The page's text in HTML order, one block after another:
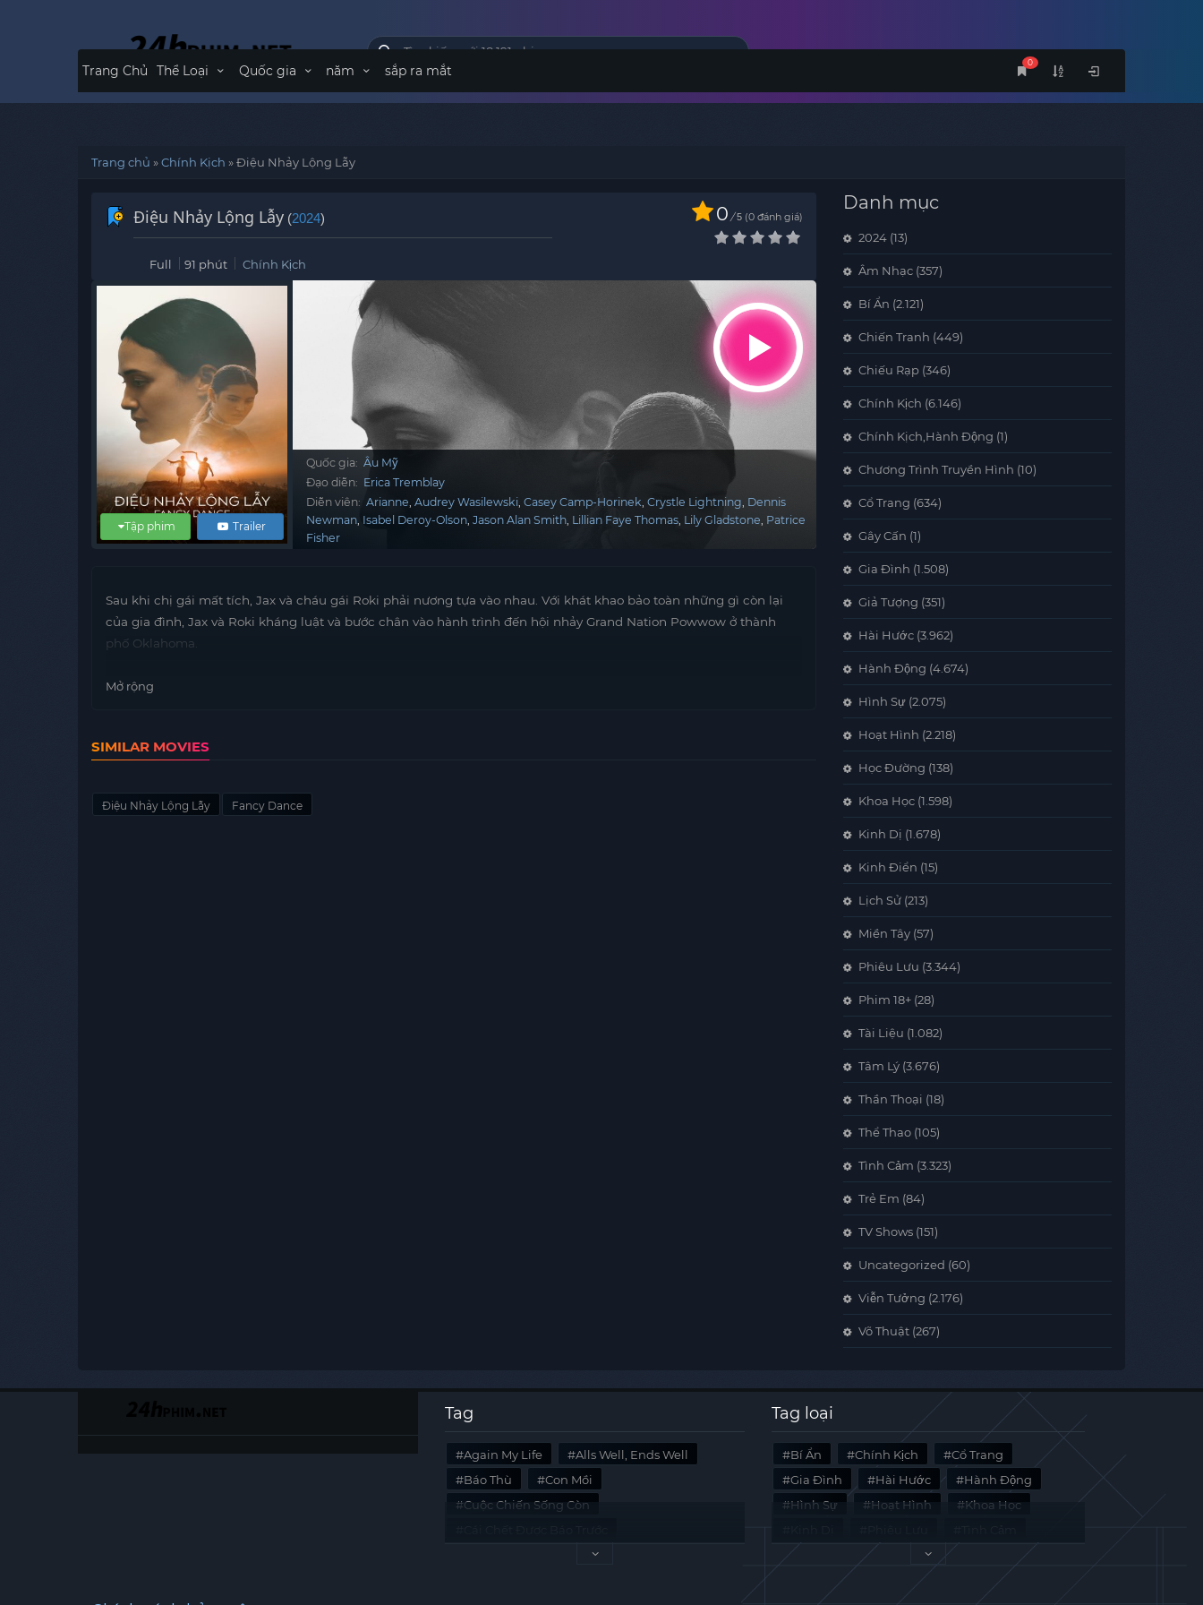
0
Trang Chủ Thể Loại Quốc gia năm sắp ra mắt
Trang chủ »Chính Kịch »Điệu Nhảy Lộng Lẫy
Điệu Nhảy Lộng Lẫy (2024) 0 / 5 0 đánh giá
Full 91 phút Chính Kịch
Trailer
Tập phim
Quốc gia: Âu Mỹ
Đạo diễn: Erica Tremblay
Diễn viên: Arianne Audrey Wasilewski Casey Camp-Horinek Crystle Lightning Dennis
Newman Isabel Deroy-Olson Jason Alan Smith Lillian Faye Thomas Lily Gladstone Patrice
Fisher
Sau khi chị gái mất tích, Jax và cháu gái Roki phải nương tựa vào nhau. Với khát khao bảo toàn những gì còn lại
của gia đình, Jax và Roki kháng luật và bước chân vào hành trình đến hội nhảy Grand Nation Powwow ở thành
phố Oklahoma.
Mở rộng
SIMILAR MOVIES
Điệu Nhảy Lộng Lẫy Fancy Dance
Danh mục
2024 (13)
Âm Nhạc (357)
Bí Ẩn (2.121)
Chiến Tranh (449)
Chiếu Rạp (346)
Chính Kịch (6.146)
Chính Kịch,Hành Động (1)
Chương Trình Truyền Hình (10)
Cổ Trang (634)
Gây Cấn (1)
Gia Đình (1.508)
Giả Tượng (351)
Hài Hước (3.962)
Hành Động (4.674)
Hình Sự (2.075)
Hoạt Hình (2.218)
Học Đường (138)
Khoa Học (1.598)
Kinh Dị (1.678)
Kinh Điển (15)
Lịch Sử (213)
Miền Tây (57)
Phiêu Lưu (3.344)
Phim 18+ (28)
Tài Liệu (1.082)
Tâm Lý (3.676)
Thần Thoại (18)
Thể Thao (105)
Tình Cảm (3.323)
Trẻ Em (84)
TV Shows (151)
Uncategorized (60)
Viễn Tưởng (2.176)
Võ Thuật (267)
Tag
Again My Life
Alls Well, Ends Well
Báo Thù
Con Mồi
Cuộc Chiến Sống Còn
Last Summer
Tag loại
Bí Ẩn Chính Kịch
Cổ Trang
Gia Đình
Hài Hước
Hành Động
Hình Sự
Hoạt Hình
Khoa Học
Tài Liệu
Tâm Lý Viễn Tưởng